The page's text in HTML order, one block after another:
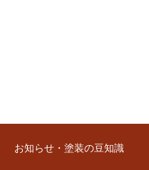
お知らせ・塗装の豆知識